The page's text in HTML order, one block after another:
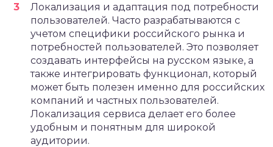
Локализация и адаптация под потребности
пользователей. Часто разрабатываются с
учетом специфики российского рынка и
потребностей пользователей. Это позволяет
создавать интерфейсы на русском языке, а
также интегрировать функционал, который
может быть полезен именно для российских
компаний и частных пользователей.
Локализация сервиса делает его более
удобным и понятным для широкой
аудитории.